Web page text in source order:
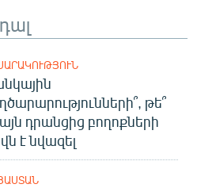
թե՞
դրանցից բողոքների
է նվազել